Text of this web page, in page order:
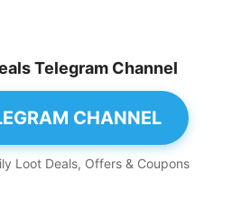
Telegram Channel
CHANNEL
Loot Deals, Offers & Coupons